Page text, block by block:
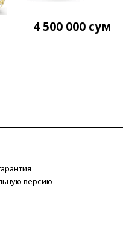
4 500 000 сум
версию